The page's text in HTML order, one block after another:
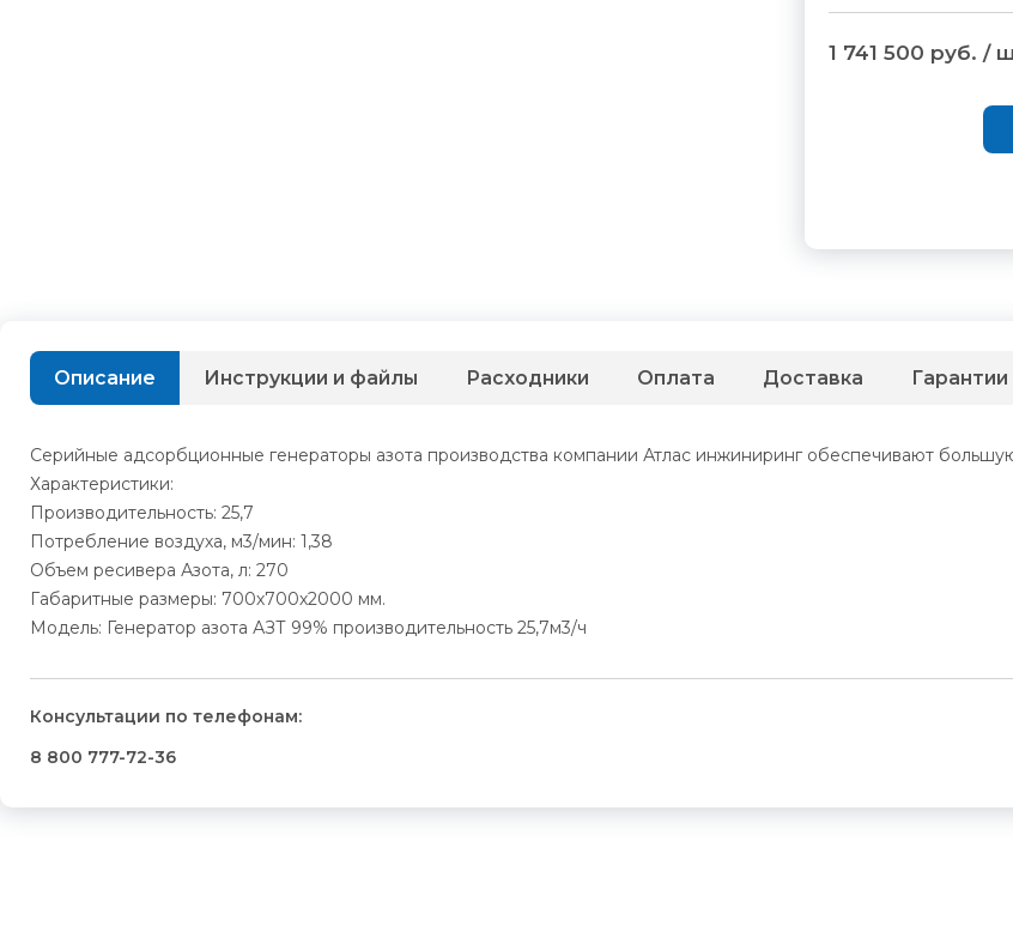
1 741 500 руб. /
Описание
Серийные адсорбционные генераторы азота производства компании Атлас инжиниринг обеспечивают
Характеристики:
Производительность: 25,7
Потребление воздуха, м3/мин: 1,38
Объем ресивера Азота, л: 270
Габаритные размеры: 700х700х2000 мм.
Модель: Генератор азота АЗТ 99% производительность 25,7м3/ч
Инструкции и файлы Расходники Оплата Доставка
Консультации по телефонам:
8 800 777-72-36